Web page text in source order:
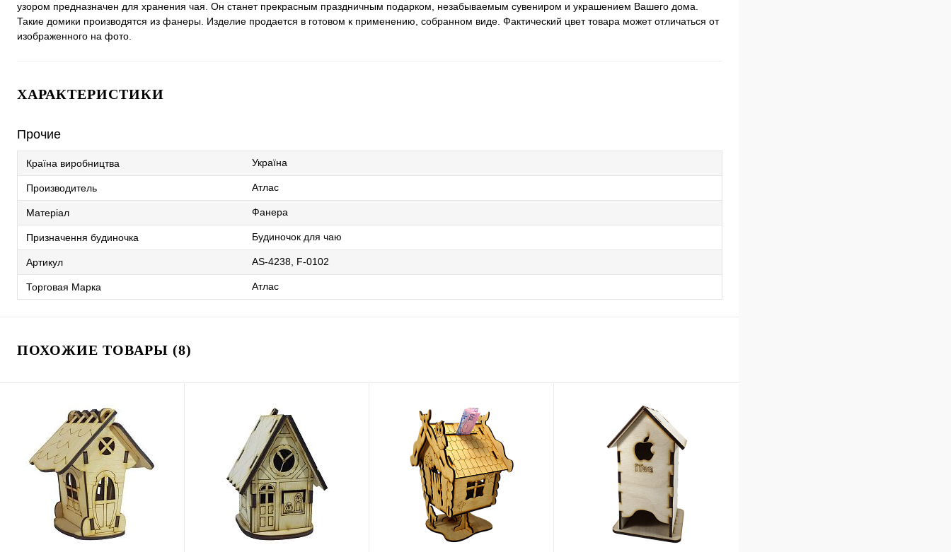
узором предназначен для хранения чая. Он станет прекрасным праздничным подарком, незабываемым сувениром и украшением Вашего дома.
Такие домики производятся из фанеры. Изделие продается в готовом к применению, собранном виде. Фактический цвет товара может отличаться от
изображенного на фото.
ХАРАКТЕРИСТИКИ
Прочие
Країна виробництва Україна
Производитель Атлас
Матеріал Фанера
Призначення будиночка Будиночок для чаю
Артикул AS-4238, F-0102
Торговая Марка Атлас
ПОХОЖИЕ ТОВАРЫ (8)